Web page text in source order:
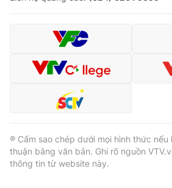
® Cấm sao chép dưới mọi hình thức
thuận bằng văn bản. Ghi rõ nguồn
thông tin từ website này.